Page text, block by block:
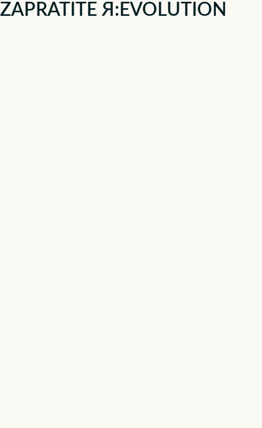
ZAPRATITE Я:EVOLUTION